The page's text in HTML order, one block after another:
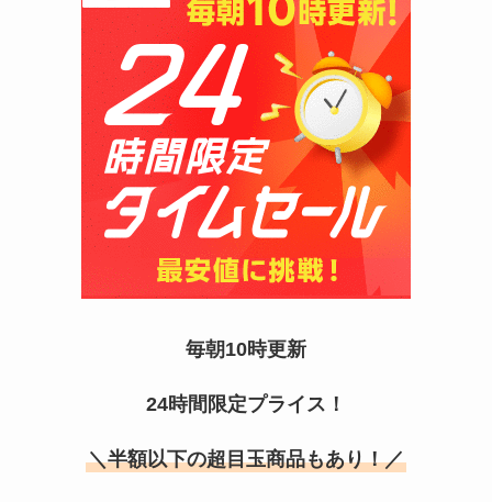
五家宝はどこで買える？取扱店はスーパーや百貨
店！
毎朝10時更新
24時間限定プライス！
＼半額以下の超目玉商品もあり！／